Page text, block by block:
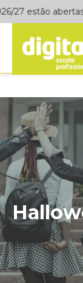
27 estão abertas.